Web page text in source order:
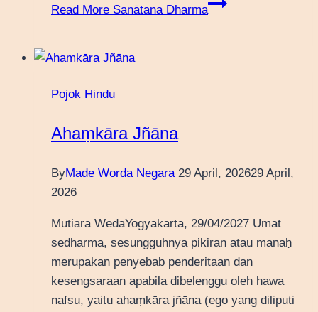
Read More Sanātana Dharma
Pojok Hindu
Ahaṃkāra Jñāna
ByMade Worda Negara 29 April, 202629 April,
2026
Mutiara WedaYogyakarta, 29/04/2027 Umat
sedharma, sesungguhnya pikiran atau manaḥ
merupakan penyebab penderitaan dan
kesengsaraan apabila dibelenggu oleh hawa
nafsu, yaitu ahaṃkāra jñāna (ego yang diliputi